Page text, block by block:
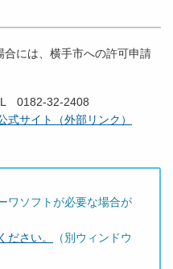
には、横手市への許可申請
0182-32-2408
式サイト（外部リンク）
ワソフトが必要な場合が
ださい。
（別ウィンドウ